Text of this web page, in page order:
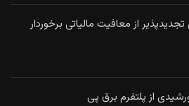
از معافیت مالیاتی برخوردار
از پلتفرم برق پی